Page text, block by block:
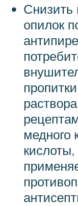
Снизить
опилок
медного